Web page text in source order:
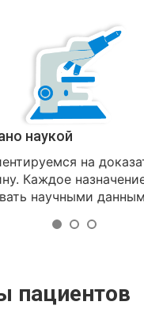
наукой
на
Каждое
научными
пациентов